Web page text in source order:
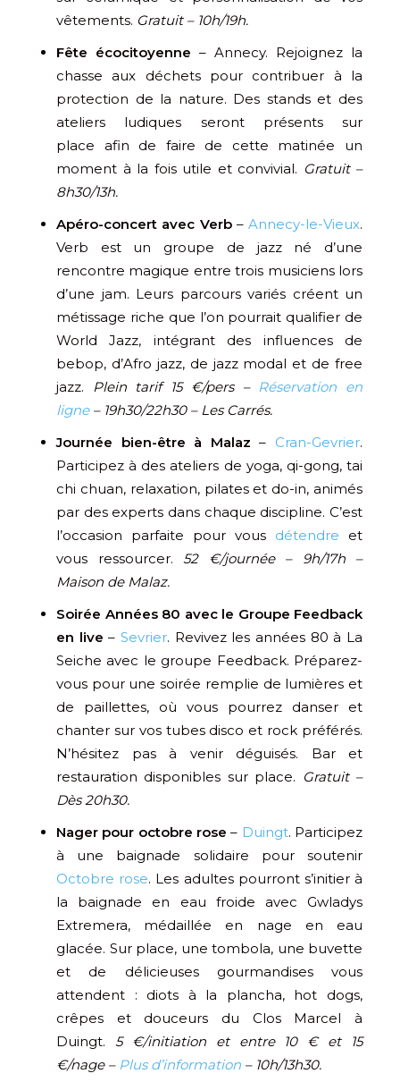
vêtements. Gratuit – 10h/19h.
Fête écocitoyenne – Annecy. Rejoignez la
chasse aux déchets pour contribuer à la
protection de la nature. Des stands et des
ateliers ludiques seront présents sur
place afin de faire de cette matinée un
moment à la fois utile et convivial. Gratuit –
8h30/13h.
Apéro-concert avec Verb– Annecy-le-Vieux.
Verb est un groupe de jazz né d’une
rencontre magique entre trois musiciens lors
d’une jam. Leurs parcours variés créent un
métissage riche que l’on pourrait qualifier de
World Jazz, intégrant des influences de
bebop, d’Afro jazz, de jazz modal et de free
jazz. Plein tarif 15 €/pers – Réservation en
ligne– 19h30/22h30 – Les Carrés.
Journée bien-être à Malaz – Cran-Gevrier.
Participez à des ateliers de yoga, qi-gong, tai
chi chuan, relaxation, pilates et do-in, animés
par des experts dans chaque discipline. C’est
l’occasion parfaite pour vous détendre et
vous ressourcer. 52 €/journée – 9h/17h –
Maison de Malaz.
Soirée Années 80 avec le Groupe Feedback
en live –Sevrier. Revivez les années 80 à La
Seiche avec le groupe Feedback. Préparez-
vous pour une soirée remplie de lumières et
de paillettes, où vous pourrez danser et
chanter sur vos tubes disco et rock préférés.
N’hésitez pas à venir déguisés. Bar et
restauration disponibles sur place. Gratuit –
Dès 20h30.
Nager pour octobre rose – Duingt. Participez
à une baignade solidaire pour soutenir
Octobre rose. Les adultes pourront s’initier à
la baignade en eau froide avec Gwladys
Extremera, médaillée en nage en eau
glacée. Sur place, une tombola, une buvette
et de délicieuses gourmandises vous
attendent : diots à la plancha, hot dogs,
crêpes et douceurs du Clos Marcel à
Duingt. 5 €/initiation et entre 10 € et 15
€/nage – Plus d’information – 10h/13h30.